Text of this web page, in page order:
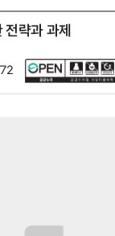
략과 과제